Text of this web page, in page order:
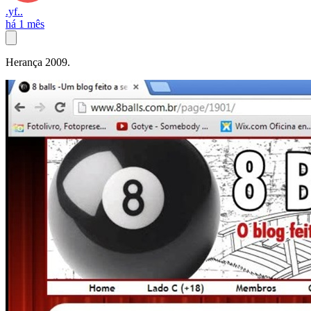
.yf..
há 1 mês
Herança 2009.